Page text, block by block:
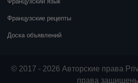
Французские рецепты
Доска объявлений
© 2017 - 2026 Авторские права
права